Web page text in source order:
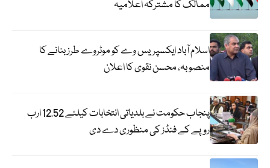
ممالک کا مشترکہ اعلامیہ
اسلام آباد ایکسپریس وے کو موٹروے طرز بنانے کا
منصوبہ، محسن نقوی کا اعلان
پنجاب حکومت نے بلدیاتی انتخابات کیلئے 12.52 ارب
روپے کے فنڈز کی منظوری دے دی